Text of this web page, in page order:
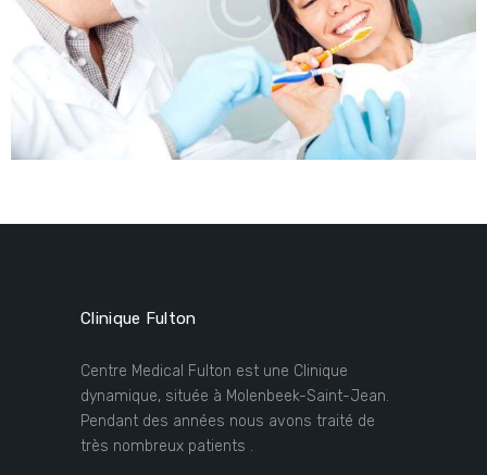
Clinique Fulton
Centre Medical Fulton est une Clinique
dynamique, située à Molenbeek-Saint-Jean.
Pendant des années nous avons traité de
très nombreux patients .